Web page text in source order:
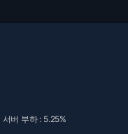
| 서버 부하 : 5.25%